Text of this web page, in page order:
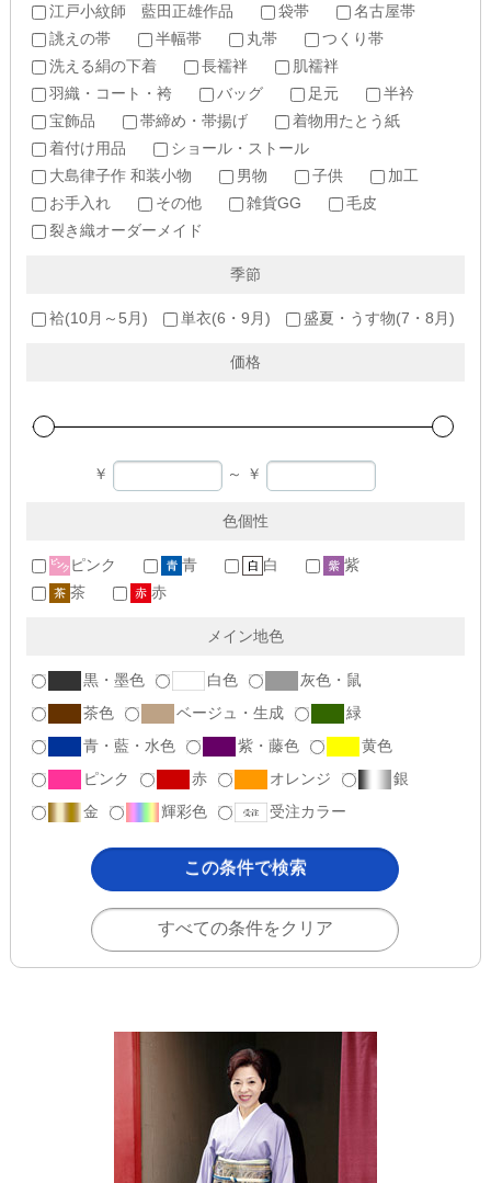
江戸小紋師 藍田正雄作品
袋帯
名古屋帯
誂えの帯
半幅帯 丸帯
つくり帯
洗える絹の下着
長襦袢
肌襦袢
羽織・コート・袴
バッグ 足元
半衿
宝飾品
帯締め・帯揚げ
着物用たとう紙
着付け用品
ショール・ストール
大島律子作 和装小物
男物 子供
加工
お手入れ
その他 雑貨GG
毛皮
裂き織オーダーメイド
季節
袷(10月～5月) 単衣(6・9月) 盛夏・うす物(7・8月)
価格
￥ ～ ￥
色個性
ピンク 青 白
紫
茶
赤
メイン地色
黒・墨色 白色
灰色・鼠
茶色
ベージュ・生成
緑
青・藍・水色
紫・藤色
黄色
ピンク
赤 オレンジ
銀
金
輝彩色 受注カラー